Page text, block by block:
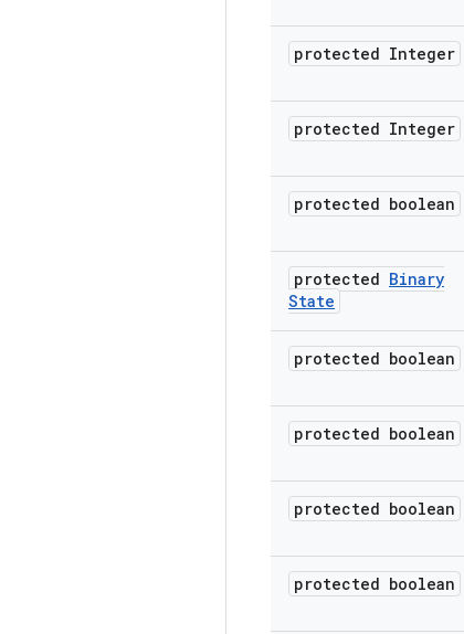
protected Integer
protected Integer
protected boolean
protected Binary
State
protected boolean
protected boolean
protected boolean
protected boolean